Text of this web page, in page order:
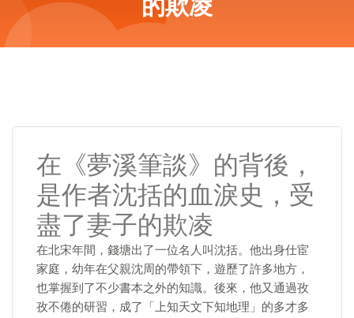
的欺凌
在《夢溪筆談》的背後，
是作者沈括的血淚史，受
盡了妻子的欺凌
在北宋年間，錢塘出了一位名人叫沈括。他出身仕宦
家庭，幼年在父親沈周的帶領下，遊歷了許多地方，
也掌握到了不少書本之外的知識。後來，他又通過孜
孜不倦的研習，成了「上知天文下知地理」的多才多